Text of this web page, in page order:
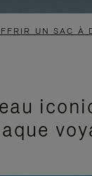
UN SAC À